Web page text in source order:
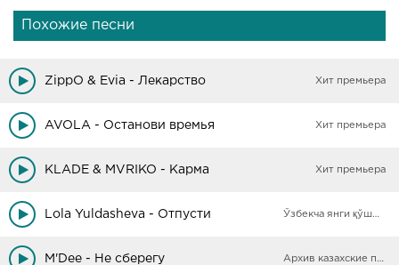
Время, отпусти меня
Как отпускали ее погулять со мной
Похожие песни
ZippO & Evia - Лекарство Хит премьера
AVOLA - Останови времья Хит премьера
KLADE & MVRIKO - Карма Хит премьера
Lola Yuldasheva - Отпусти Ўзбекча янги қўшиқлар
M'Dee - Не сберегу Архив казахские песни